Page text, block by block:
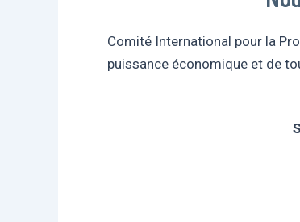
Comité International pour la
puissance économique et de